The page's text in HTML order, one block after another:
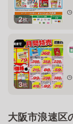
2枚
3枚
大阪市浪速区